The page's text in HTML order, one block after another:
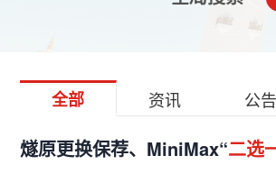
全部 资讯 公告
燧原更换保荐、MiniMax“二选